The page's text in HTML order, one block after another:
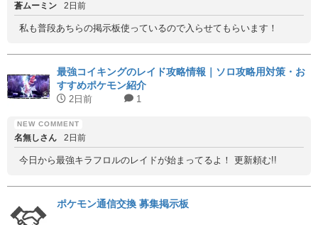
蒼ムーミン 2日前
私も普段あちらの掲示板使っているので入らせてもらいます！
最強コイキングのレイド攻略情報｜ソロ攻略用対策・お
すすめポケモン紹介
2日前 1
名無しさん 2日前
今日から最強キラフロルのレイドが始まってるよ！ 更新頼む!!
ポケモン通信交換 募集掲示板